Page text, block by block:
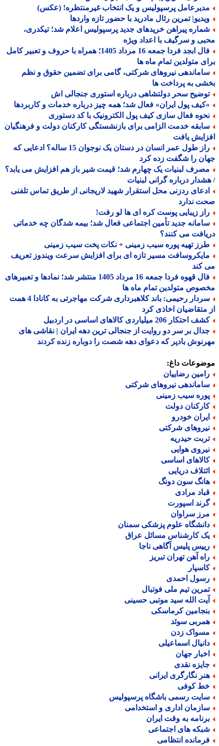
پرسپولیس و یک انتخاب غیرمنتظره! (عکس)
تمرین رئال مادرید با حضور تازه واردها
پیراهن خریدهای جدید پرسپولیس اعلام شد؛ تیکدری،
و سرگیف با اعداد ویژه
فال ابجد فردا جمعه 16 مرداد 1405؛ همراه با حروف و تعبیر کامل
متولدین تمام ماه ها
نیروهای شرکتی، گامی برای تضمین حقوق و نظم
به پرداخت ها
سحر دولتشاهی درباره استوری جنجالی اش
پول ایران» فعال شد؛ همه چیز درباره خدمات و کاربردها
فعال سازی کیف پول الکترونیک با کد دستوری
خدمت الزامی برای بازنشستگی کارکنان دولت و فرهنگیان
یافت
راز طول عمر انسان در دستان یک نوجوان 15 ساله؟ ادعایی که
را شگفت زده کرد
لبنیات یک چهارم شد؛ قیمت شیر باز هم افزایش می یابد؟
درباره گرانی لبنیات
ردزنی محل استقرار شهید لاریجانی از طریق تماس تلفنی
ندارد
زیبایی پوست کره ای ها لو رفت!
جدید تأمین اجتماعی فعال شد؛ بیمه شدگان چه خدماتی
می کنند؟
تهیه پوره سیب زمینی + نکات پخت سیب زمینی
مسیر تازه ای برای افزایش سرعت ویندوز تعریف
کند
فال قهوه فردا جمعه 16 مرداد 1405 منتشر شد؛ نمادها و تعبیرهای
متولدین تمام ماه ها
سردار رحیمی: باند کلاهبرداری شرکت مهاجرتی به کانادا 4 همت
متقاضیان اخاذی کرد
206 میلیاردی کالاهای اساسی در اردبیل
بر سر دو روایت از جنجالی ترین دهه ایران | نقاشی های
بادپر که دعوای دهه شصت را دوباره زنده کردند
داغ:
رضاییان
نیروهای شرکتی
سیب زمینی
دولت
خودرو
شرکتی
حیدریه
هوایی
اساسی
دریایی
سون دونگ
مرادی
اسپورت
سراوان
علوم پزشکی سمنان
کارشناس مسائل عراق
پلیس آگاهی ناجا
آهن تهران تبریز
احمدی
تیم ملی فوتبال
الله سید موتبی حسینی
کرماسکی
سوئد
زدن
اسماعیلی
جهان
نقدی
نگارگری ایرانی
کوفی
رسمی باشگاه پرسپولیس
اداری و استخدامی
به وقت ایران
های اجتماعی
انتظامی